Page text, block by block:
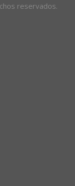
reservados.